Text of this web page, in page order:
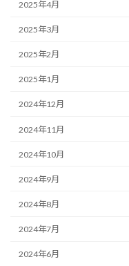
2025年4月
2025年3月
2025年2月
2025年1月
2024年12月
2024年11月
2024年10月
2024年9月
2024年8月
2024年7月
2024年6月